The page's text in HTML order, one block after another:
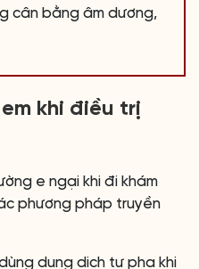
cân bằng âm dương,
khi điều trị
e ngại khi đi khám
phương pháp truyền
dung dịch tự pha khi